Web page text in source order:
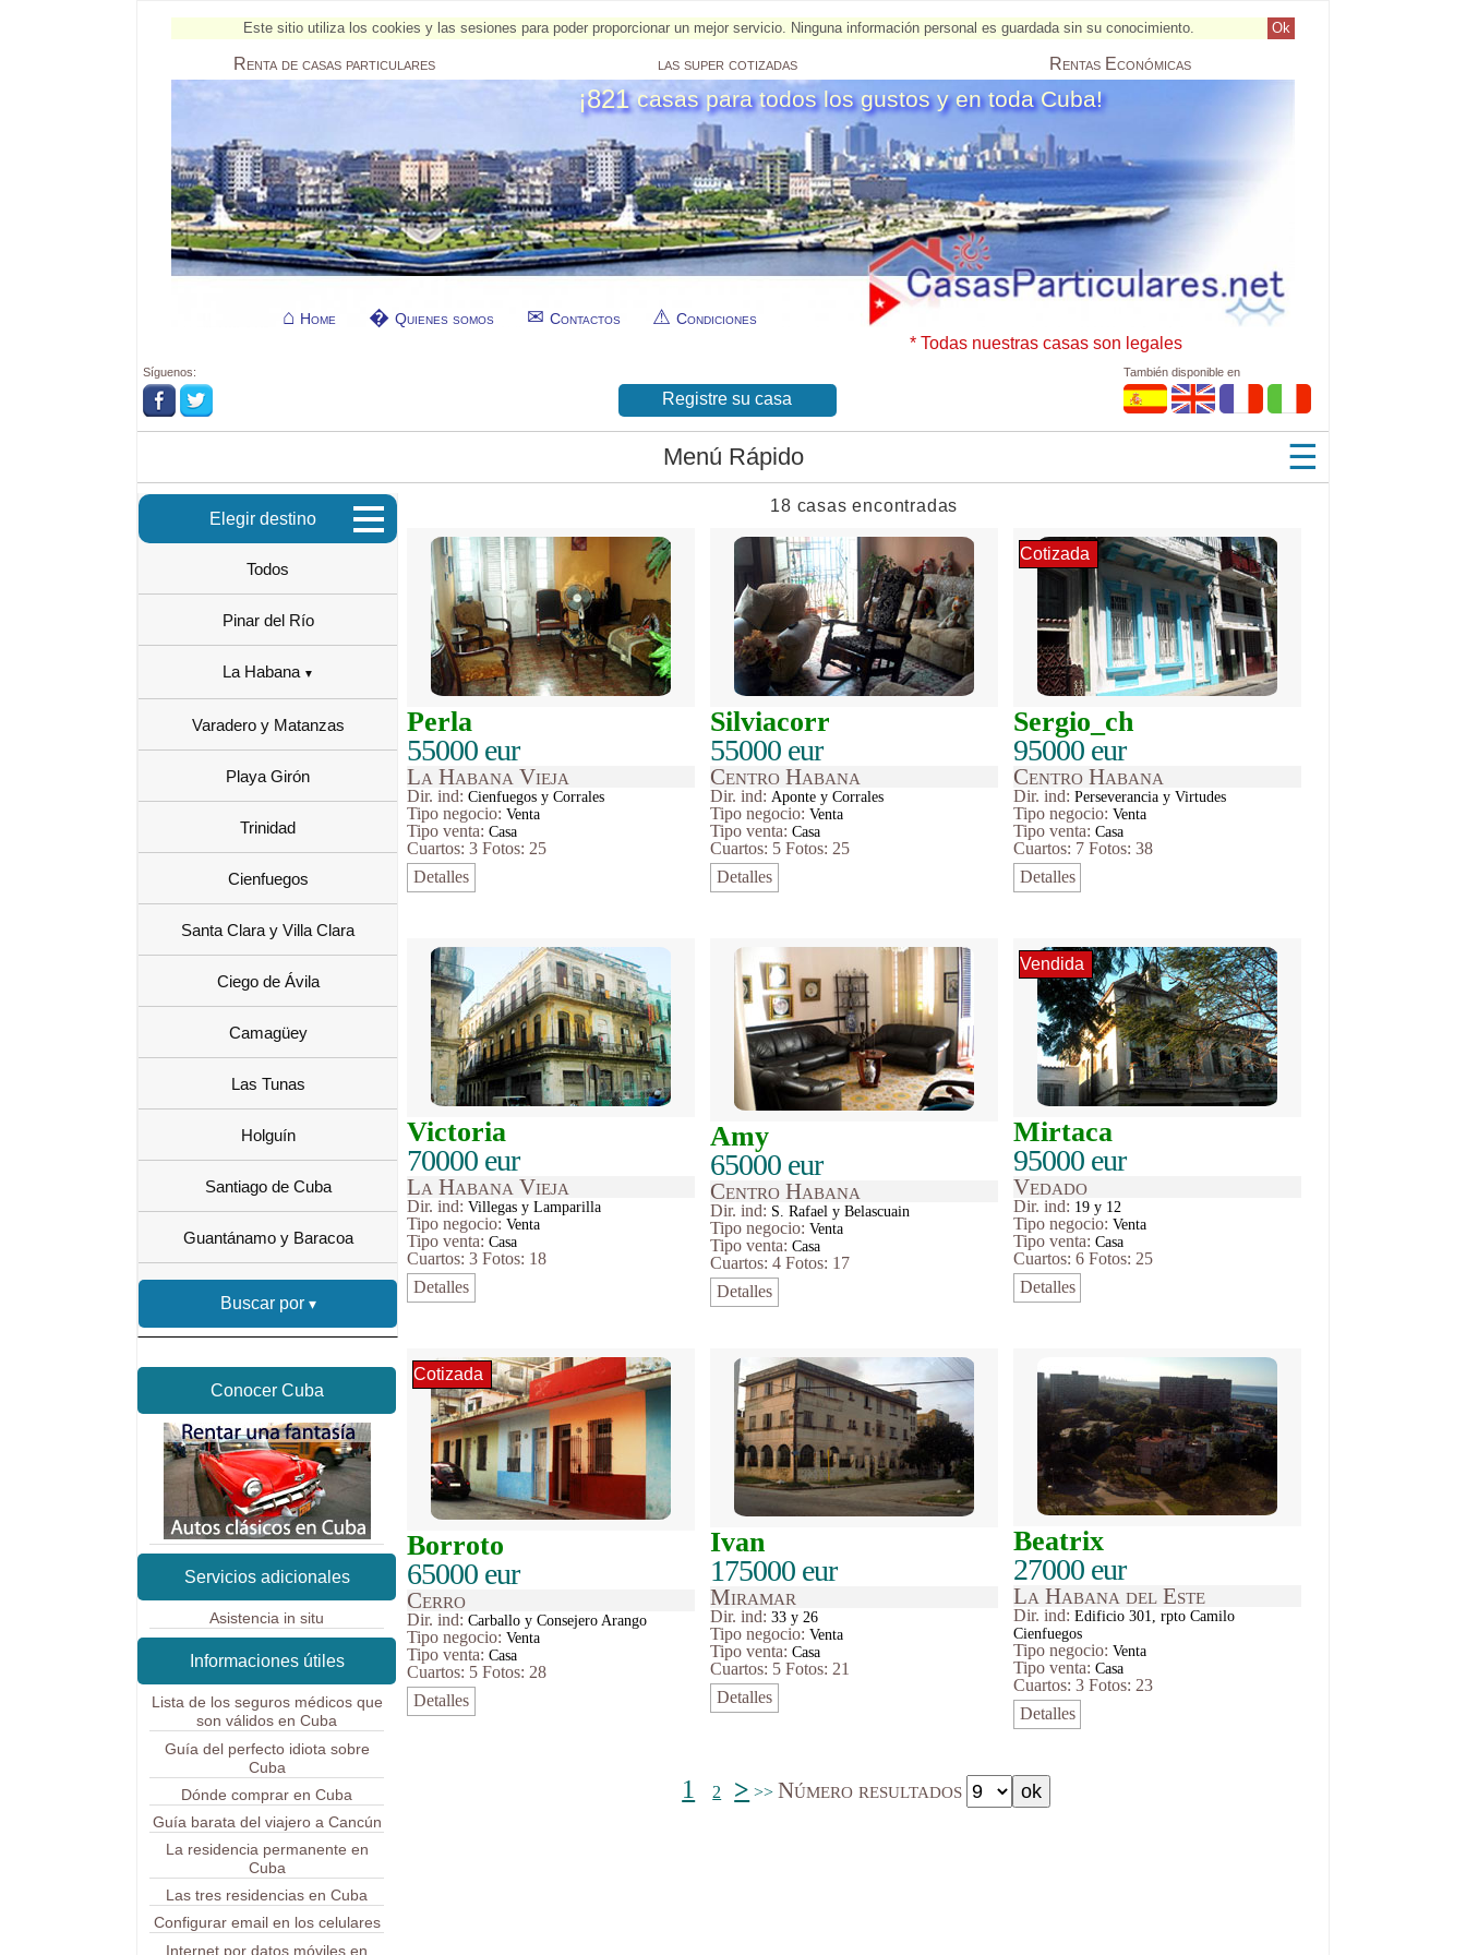
Ok
Este sitio utiliza los cookies y las sesiones para poder proporcionar un mejor servicio. Ninguna información personal es guardada sin su conocimiento.
Rentade casas particulares las super cotizadas Rentas Económicas
* Todas nuestras casas son legales
¡821casas para todos los gustos y en toda Cuba!
Home Quienes somos Contactos Condiciones
Síguenos:
Registre su casa
También disponible en
Menú Rápido ☰
Elegir destino
Todos
Pinar del Río
La Habana
Varadero y Matanzas
Playa Girón
Trinidad
Cienfuegos
Santa Clara y Villa Clara
Ciego de Ávila
Camagüey
Las Tunas
Holguín
Santiago de Cuba
Guantánamo y Baracoa
Buscar por
18 casas encontradas
Perla
55000 eur
La Habana Vieja
Dir. ind:Cienfuegos y Corrales
Tipo negocio:Venta
Tipo venta:Casa
Cuartos: 3 Fotos: 25
Detalles
Silviacorr
55000 eur
Centro Habana
Dir. ind: Aponte y Corrales
Tipo negocio:Venta
Tipo venta:Casa
Cuartos: 5 Fotos: 25
Detalles
Cotizada
Sergio_ch
95000 eur
Centro Habana
Dir. ind: Perseverancia y Virtudes
Tiponegocio: Venta
Tipo venta: Casa
Cuartos: 7 Fotos: 38
Detalles
Victoria
70000 eur
La Habana Vieja
Dir. ind:Villegas y Lamparilla
Tipo negocio:Venta
Tipo venta:Casa
Cuartos: 3 Fotos: 18
Detalles
Amy
65000 eur
Centro Habana
Dir. ind: S. Rafael y Belascuain
Tipo negocio:Venta
Tipo venta:Casa
Cuartos: 4 Fotos: 17
Detalles
Vendida
Mirtaca
95000 eur
Vedado
Dir. ind: 19 y 12
Tiponegocio: Venta
Tipo venta: Casa
Cuartos: 6 Fotos: 25
Detalles
Cotizada
Borroto
65000 eur
Cerro
Dir. ind:Carballo y Consejero Arango
Tipo negocio:Venta
Tipo venta:Casa
Cuartos: 5 Fotos: 28
Detalles
Ivan
175000 eur
Miramar
Dir. ind:33 y 26
Tipo negocio:Venta
Tipo venta:Casa
Cuartos: 5 Fotos: 21
Detalles
Beatrix
27000 eur
La Habana del Este
Dir. ind: Edificio 301, rpto Camilo
Cienfuegos
Tiponegocio: Venta
Tipo venta: Casa
Cuartos: 3 Fotos: 23
Detalles
1 2 > >> Número resultados
Conocer Cuba
Servicios adicionales
Asistencia in situ
Informaciones útiles
Lista de los seguros médicos que
son válidos en Cuba
Guía del perfecto idiota sobre
Cuba
Dónde comprar en Cuba
Guía barata del viajero a Cancún
La residencia permanente en
Cuba
Las tres residencias en Cuba
Configurar email en los celulares
Internet por datos móviles en